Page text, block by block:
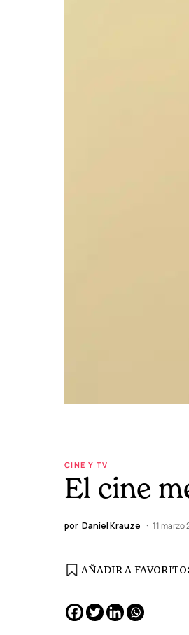
CINE Y TV
El cine
por Daniel Krauze 11 marzo
AÑADIR A